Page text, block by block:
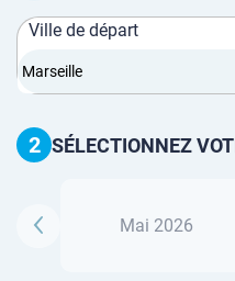
Ville de départ
2 SÉLECTIONNEZ
Mai 2026